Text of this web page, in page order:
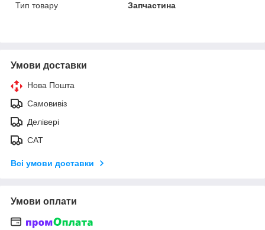
Тип товару
Запчастина
Умови доставки
Нова Пошта
Самовивіз
Делівері
САТ
Всі умови доставки
Умови оплати